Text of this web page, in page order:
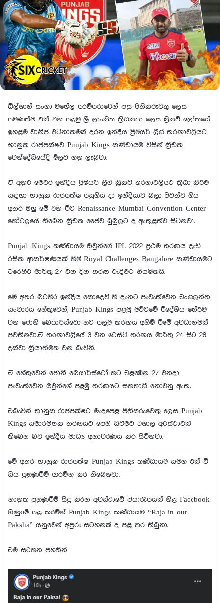
ඩිල්ශාන් සංගා මහේල පරම්පරාවෙන් පසු පිතිකරුවකු ලෙස
පමණක්ම එක් වන පළමු ශ්‍රී ලාංකික ක්‍රිඩකයා ලෙස ක්‍රිකට් ලෝකයේ
ඉහළම වානිජ වටිනාකමක් දරන ඉන්දීය ප්‍රිමියර් ලීග් තරඟාවලියට
භානුක රාජපක්ෂව Punjab Kings කණ්ඩායම විසින් ක්‍රිඩක
වෙන්දේසියේදි මිලට ගනු ලැබුවා.
ඒ අනුව මෙවර ඉන්දීය ප්‍රිමියර් ලීග් ක්‍රිකට් තරගාවලියට ක්‍රීඩා කිරීම
සඳහා භානුක රාජපක්ෂ පසුගිය දා ඉන්දියාව බලා පිටත්ව ගිය
අතර ඔහු මේ වන විට Renaissance Mumbai Convention Center
හෝටලයේ තිබෙන ක්‍රිඩක ජෛව බුබුලට ද ඇතුළත්ව සිටිනවා.
Punjab Kings කණ්ඩායම ඔවුන්ගේ IPL 2022 ප්‍රථම තරඟය දැඩි
රසික ආකර්ෂණයක් හිමි Royal Challenges Bangalore කණ්ඩායමට
එරෙහිව මාර්තු 27 වන දින තරඟ වැදිමට නියමිතයි.
මේ අතර බටහිර ඉන්දීය කොදෙව් හි දැනට පැවැත්වෙන එංගලන්ත
සංචාරය හේතුවෙන්, Punjab Kings පළමු මට්ටමේ විදේශීය තේරීම
වන ජොනි බෙයාර්ස්ටො හට පලමු තරඟය අහිමි වීමේ අවධානමක්
පවතිනවා.ඒ තරඟාවලියේ 3 වන ටෙස්ට් තරඟය මාර්තු 24 සිට 28
දක්වා ක්‍රියාත්මක වන බැවිනි.
ඒ හේතුවෙන් ජොනී බෙයාර්ස්ටෝ හට එළඹෙන 27 වනදා
පැවැත්වෙන ඔවුන්ගේ පළමු තරඟයට සහභාගී නොවනු ඇත.
එබැවින් භානුක රාජපක්ෂට මැදපෙළ පිතිකරුවෙකු ලෙස Punjab
Kings සමාරම්භක තරඟයට පෙනී සිටීමට විශාල අවස්ථාවක්
තිබෙන බව ඉන්දීය මාධ්‍ය අනාවරණය කර සිටිනවා.
මේ අතර භානුක රාජපක්ෂ Punjab Kings කණ්ඩායම සමග එක් වී
සිය පුහුණුවීම් ආරම්භ කර තිබෙනවා.
භානුක පුහුණුවීම් සිදු කරන අවස්ථාවේ ජයාරෑපයක් නිළ Facebook
ගිණුමේ පළ කරමින් Punjab Kings කණ්ඩායම “Raja in our
Paksha” යනුවෙන් අපුරු සටහනක් ද පළ කර තිබුනා.
එම සටහන පහතින්